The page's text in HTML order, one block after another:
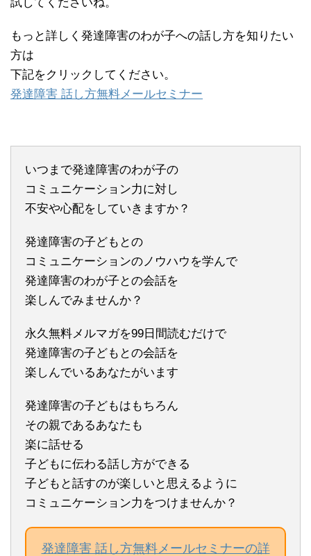
もっと詳しく発達障害のわが子への話し方を知りたい
方は
下記をクリックしてください。
発達障害 話し方無料メールセミナー
いつまで発達障害のわが子の
コミュニケーション力に対し
不安や心配をしていきますか？
発達障害の子どもとの
コミュニケーションのノウハウを学んで
発達障害のわが子との会話を
楽しんでみませんか？
永久無料メルマガを99日間読むだけで
発達障害の子どもとの会話を
楽しんでいるあなたがいます
発達障害の子どもはもちろん
その親であるあなたも
楽に話せる
子どもに伝わる話し方ができる
子どもと話すのが楽しいと思えるように
コミュニケーション力をつけませんか？
発達障害 話し方無料メールセミナーの詳